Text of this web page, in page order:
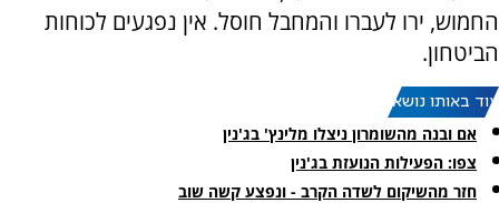
החמוש, ירו לעברו והמחבל חוסל. אין נפגעים לכוחות
הביטחון.
עוד באותו נושא:
אם ובנה מהשומרון ניצלו מלינץ' בג'נין
צפו: הפעילות הנועזת בג'נין
חזר מהשיקום לשדה הקרב - ונפצע קשה שוב